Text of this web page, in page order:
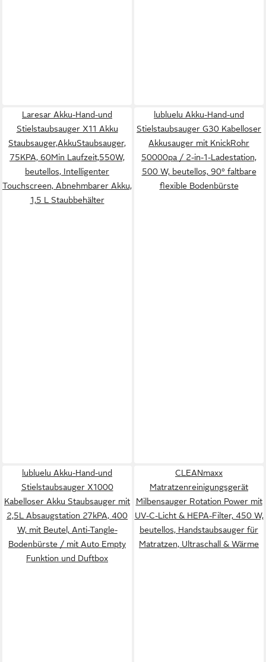
Laresar Akku-Hand-und
Stielstaubsauger X11 Akku
Staubsauger,AkkuStaubsauger,
75KPA, 60Min Laufzeit,550W,
beutellos, Intelligenter
Touchscreen, Abnehmbarer Akku,
1,5 L Staubbehälter
lubluelu Akku-Hand-und
Stielstaubsauger G30 Kabelloser
Akkusauger mit KnickRohr
50000pa / 2-in-1-Ladestation,
500 W, beutellos, 90° faltbare
flexible Bodenbürste
lubluelu Akku-Hand-und
Stielstaubsauger X1000
Kabelloser Akku Staubsauger mit
2,5L Absaugstation 27kPA, 400
W, mit Beutel, Anti-Tangle-
Bodenbürste / mit Auto Empty
Funktion und Duftbox
CLEANmaxx
Matratzenreinigungsgerät
Milbensauger Rotation Power mit
UV-C-Licht & HEPA-Filter, 450 W,
beutellos, Handstaubsauger für
Matratzen, Ultraschall & Wärme